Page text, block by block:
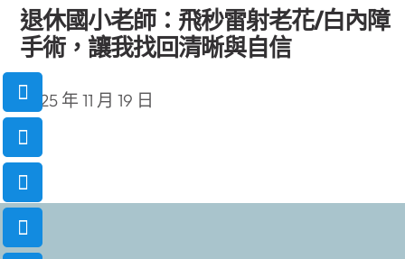
退休國小老師：飛秒雷射老花/白內障
手術，讓我找回清晰與自信
2025 年 11 月 19 日